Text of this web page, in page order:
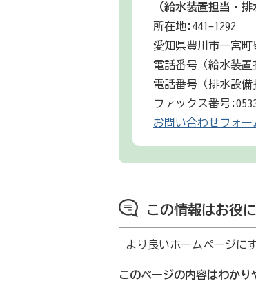
（給水装置担当・排
所在地:441-1292
愛知県豊川市一宮町
電話番号（給水装
電話番号（排水設
ファックス番号
お問い合わせフォー
この情報はお役
より良いホームページに
このページの内容はわかり